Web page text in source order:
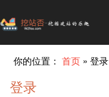
你的位置：首页 »登录
登录